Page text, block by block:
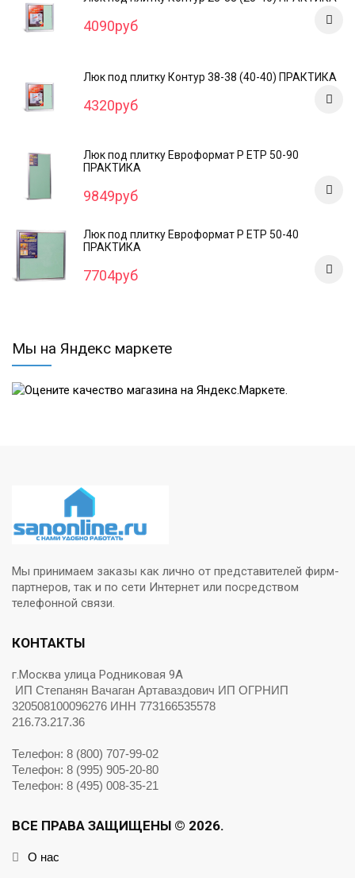
4090руб
Люк под плитку Контур 38-38 (40-40) ПРАКТИКА
4320руб
Люк под плитку Евроформат Р ЕТР 50-90
ПРАКТИКА
9849руб
Люк под плитку Евроформат Р ЕТР 50-40
ПРАКТИКА
7704руб
Мы на Яндекс маркете
Мы принимаем заказы как лично от представителей фирм-
партнеров, так и по сети Интернет или посредством
телефонной связи.
КОНТАКТЫ
г.Москва улица Родниковая 9А
ИП Степанян Вачаган Артаваздович ИП ОГРНИП
320508100096276 ИНН 773166535578
216.73.217.36
Телефон: 8 (800) 707-99-02
Телефон: 8 (995) 905-20-80
Телефон: 8 (495) 008-35-21
ВСЕ ПРАВА ЗАЩИЩЕНЫ © 2026.
О нас